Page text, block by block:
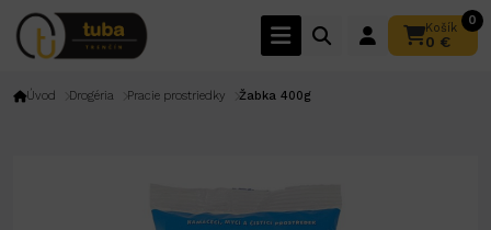
Košík
0
0 €
Úvod Drogéria Pracie prostriedky Žabka 400g